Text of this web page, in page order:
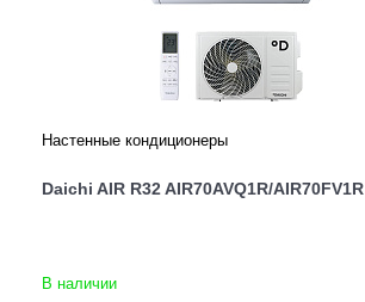
Настенные кондиционеры
Daichi AIR R32 AIR70AVQ1R/AIR70FV1R
В наличии